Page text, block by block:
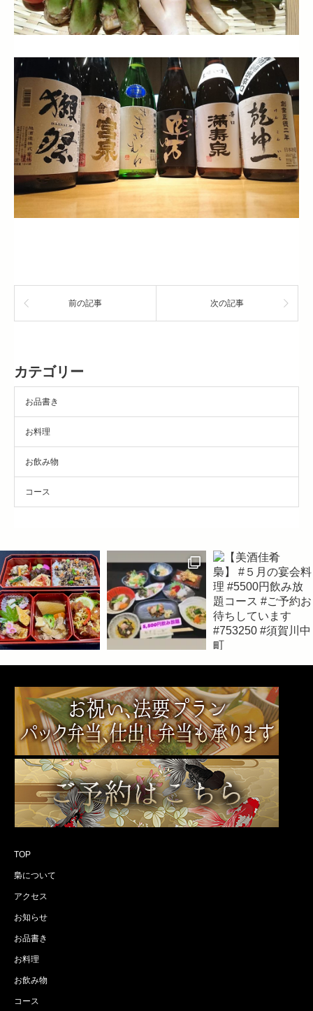
前の記事 次の記事
カテゴリー
お品書き
お料理
お飲み物
コース
TOP
梟について
アクセス
お知らせ
お品書き
お料理
お飲み物
コース